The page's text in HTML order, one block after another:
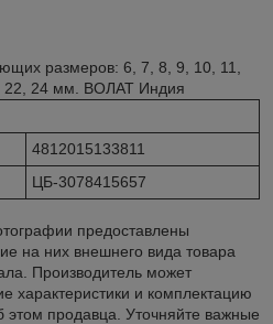
размеров: 6, 7, 8, 9, 10, 11,
22, 24 мм. ВОЛАТ Индия
4812015133811
ЦБ-3078415657
предоставлены
на них внешнего вида товара
Производитель может
характеристики и комплектацию
этом продавца. Уточняйте важные